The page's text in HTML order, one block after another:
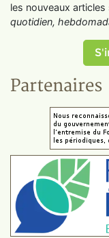
les nouveaux
quotidien,
Partenaires